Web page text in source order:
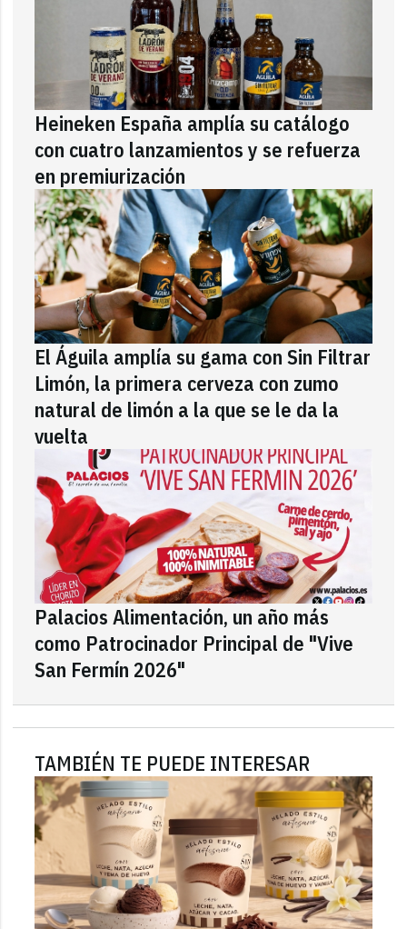
Heineken España amplía su catálogo
con cuatro lanzamientos y se refuerza
en premiurización
El Águila amplía su gama con Sin Filtrar
Limón, la primera cerveza con zumo
natural de limón a la que se le da la
vuelta
Palacios Alimentación, un año más
como Patrocinador Principal de "Vive
San Fermín 2026"
TAMBIÉN TE PUEDE INTERESAR